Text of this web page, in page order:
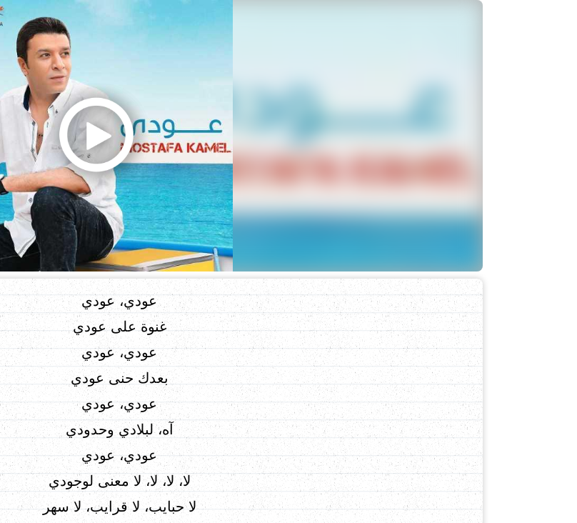
عودي، عودي
غنوة على عودي
عودي، عودي
بعدك حنى عودي
عودي، عودي
آه، لبلادي وحدودي
عودي، عودي
لا، لا، لا، لا معنى لوجودي
لا حبايب، لا قرايب، لا سهر